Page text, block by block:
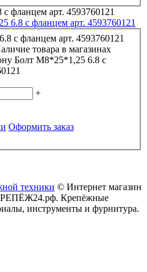
6.8 с фланцем арт. 4593760121
товара в магазинах
Болт М8*25*1,25 6.8 с
+
Оформить заказ
© Интернет магазин
Крепёжные
инструменты и фурнитура.